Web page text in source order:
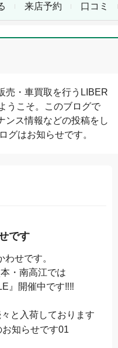
来店予約 口コミ
売・車買取を行う LIBER
うこそ。このブログで
ンス情報などの投稿をし
グはお知らせです。
です
せです。
・南高江では
』開催中です‼︎‼︎
と入荷しております